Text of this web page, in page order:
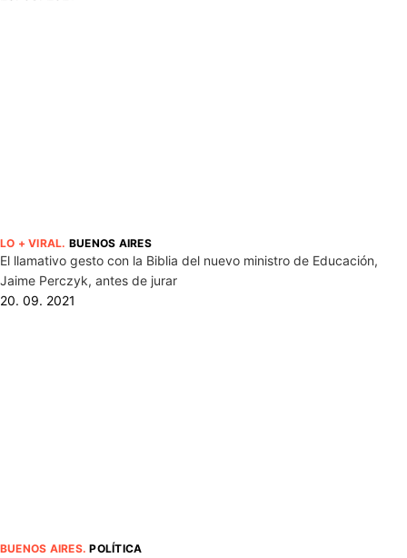
LO + VIRAL. BUENOS AIRES
El llamativo gesto con la Biblia del nuevo ministro de Educación,
Jaime Perczyk, antes de jurar
20. 09. 2021
BUENOS AIRES.POLÍTICA